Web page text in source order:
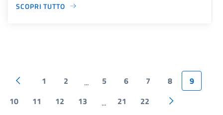
SCOPRI TUTTO
1 2 ... 5 6 7 8
9
10
11 12 13 ... 21 22